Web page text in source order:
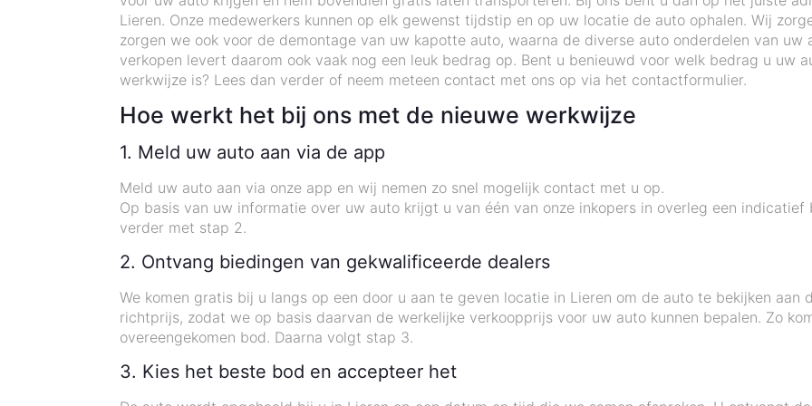
Lieren. Onze medewerkers kunnen op elk gewenst tijdstip en op uw locatie de auto ophalen. Wij
zorgen we ook voor de demontage van uw kapotte auto, waarna de diverse auto onderdelen van
verkopen levert daarom ook vaak nog een leuk bedrag op. Bent u benieuwd voor welk bedrag u uw
werkwijze is? Lees dan verder of neem meteen contact met ons op via het contactformulier.
Hoe werkt het bij ons met de nieuwe werkwijze
1. Meld uw auto aan via de app
Meld uw auto aan via onze app en wij nemen zo snel mogelijk contact met u op.
Op basis van uw informatie over uw auto krijgt u van één van onze inkopers in overleg een
verder met stap 2.
2. Ontvang biedingen van gekwalificeerde dealers
We komen gratis bij u langs op een door u aan te geven locatie in Lieren om de auto te bekijken aan
richtprijs, zodat we op basis daarvan de werkelijke verkoopprijs voor uw auto kunnen bepalen. Zo
overeengekomen bod. Daarna volgt stap 3.
3. Kies het beste bod en accepteer het